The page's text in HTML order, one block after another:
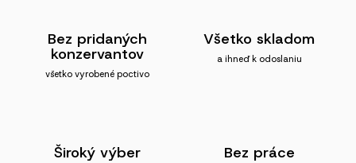
Bez pridaných
konzervantov
všetko vyrobené poctivo
Všetko skladom
a ihneď k odoslaniu
Široký výber Bez práce